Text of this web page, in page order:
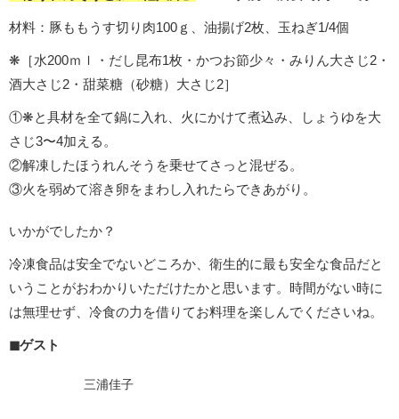
材料：豚ももうす切り肉100ｇ、油揚げ2枚、玉ねぎ1/4個
❋［水200ｍｌ・だし昆布1枚・かつお節少々・みりん大さじ2・
酒大さじ2・甜菜糖（砂糖）大さじ2］
①❋と具材を全て鍋に入れ、火にかけて煮込み、しょうゆを大
さじ3〜4加える。
②解凍したほうれんそうを乗せてさっと混ぜる。
③火を弱めて溶き卵をまわし入れたらできあがり。
いかがでしたか？
冷凍食品は安全でないどころか、衛生的に最も安全な食品だと
いうことがおわかりいただけたかと思います。時間がない時に
は無理せず、冷食の力を借りてお料理を楽しんでくださいね。
◼︎ゲスト
三浦佳子